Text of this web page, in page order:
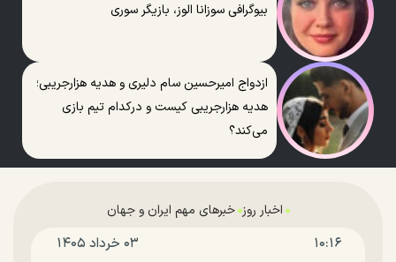
بیوگرافی سوزانا الوز، بازیگر سوری
ازدواج امیرحسین سام دلیری و هدیه هزارجریبی؛
هدیه هزارجریبی کیست و درکدام تیم بازی
می‌کند؟
اخبار روز خبرهای مهم ایران و جهان
۱۰:۱۶ ۰۳ خرداد ۱۴۰۵